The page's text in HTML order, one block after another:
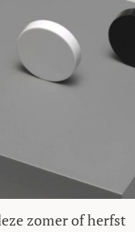
zomer of herfst